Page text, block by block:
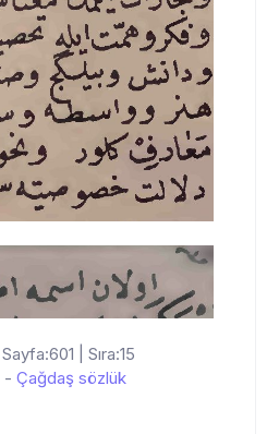
| Sıra:15
- Çağdaş sözlük